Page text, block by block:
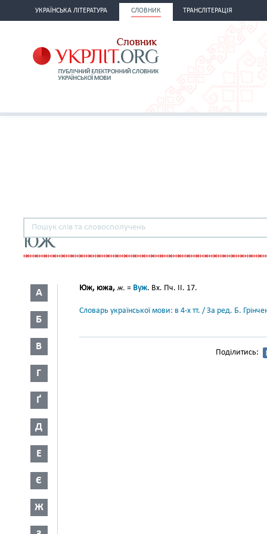
УКРАЇНСЬКА ЛІТЕРАТУРА СЛОВНИК ТРАНСЛІТЕРАЦІЯ
ЮЖ
А
Б
В
Г
Ґ
Д
Е
Є
Ж
Юж, южа, ж. = Вуж. Вх. Пч. II. 17.
Словарь української мови: в 4-х тт. / За ред. Б.
Поділитись: